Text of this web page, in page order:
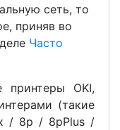
сеть, то
приняв во
Часто
принтеры OKI,
(такие
/ 8p / 8pPlus /